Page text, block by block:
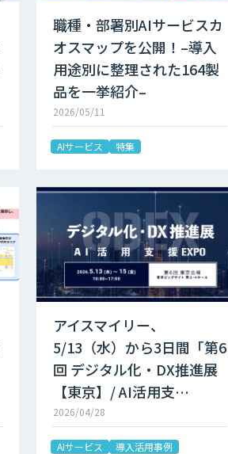
職種・部署別AIサービスカ
オスマップを公開！–導入
用途別に整理された164製
品を一挙紹介–
2026/05/11
AIサービス 特集
アイスマイリー、
5/13（水）から3日間「第6
回 デジタル化・DX推進展
【東京】/ AI活用支…
2026/04/28
AIサービス 導入活用事例